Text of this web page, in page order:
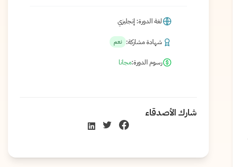
لغة الدورة: إنجليزي
شهادة مشاركة: نعم
رسوم الدورة:مجانا
شارك الأصدقاء